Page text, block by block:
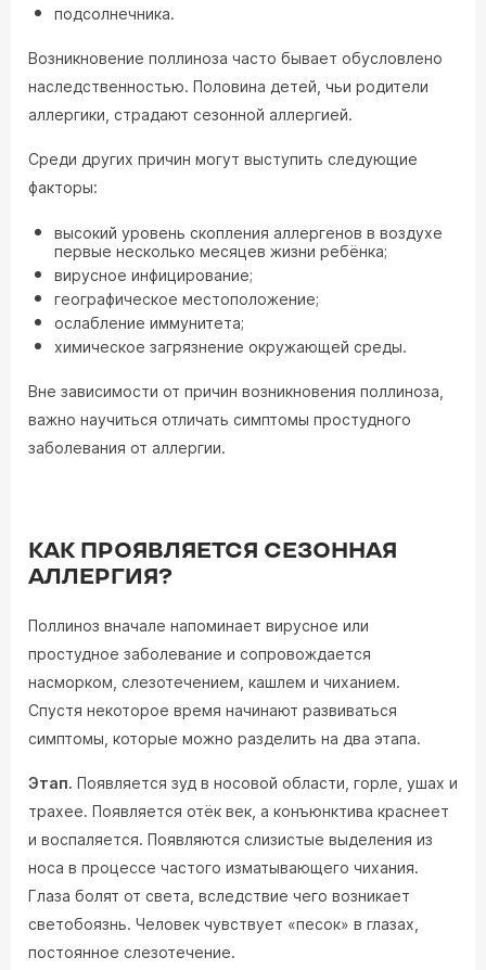
подсолнечника.
Возникновение поллиноза часто бывает обусловлено
наследственностью. Половина детей, чьи родители
аллергики, страдают сезонной аллергией.
Среди других причин могут выступить следующие
факторы:
высокий уровень скопления аллергенов в воздухе
первые несколько месяцев жизни ребёнка;
вирусное инфицирование;
географическое местоположение;
ослабление иммунитета;
химическое загрязнение окружающей среды.
Вне зависимости от причин возникновения поллиноза,
важно научиться отличать симптомы простудного
заболевания от аллергии.
КАК ПРОЯВЛЯЕТСЯ СЕЗОННАЯ
АЛЛЕРГИЯ?
Поллиноз вначале напоминает вирусное или
простудное заболевание и сопровождается
насморком, слезотечением, кашлем и чиханием.
Спустя некоторое время начинают развиваться
симптомы, которые можно разделить на два этапа.
Этап. Появляется зуд в носовой области, горле, ушах и
трахее. Появляется отёк век, а конъюнктива краснеет
и воспаляется. Появляются слизистые выделения из
носа в процессе частого изматывающего чихания.
Глаза болят от света, вследствие чего возникает
светобоязнь. Человек чувствует «песок» в глазах,
постоянное слезотечение.